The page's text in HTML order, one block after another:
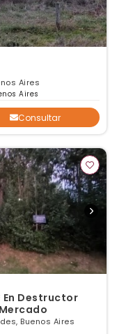
Aires
Aires
Consultar
En Destructor
Buenos Aires